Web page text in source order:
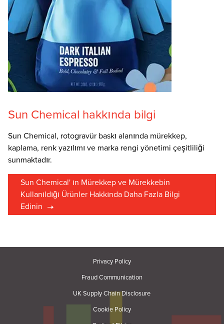
Sun Chemical hakkında bilgi
Sun Chemical, rotogravür baskı alanında mürekkep,
kaplama, renk yazılımı ve marka rengi yönetimi çeşitliliği
sunmaktadır.
Sun Chemical' ın Mürekkep ve Mürekkebin
Kullanıldığı Ürünler Hakkında Daha Fazla Bilgi
Edinin
Privacy Policy
Fraud Communication
UK Supply Chain Disclosure
Cookie Policy